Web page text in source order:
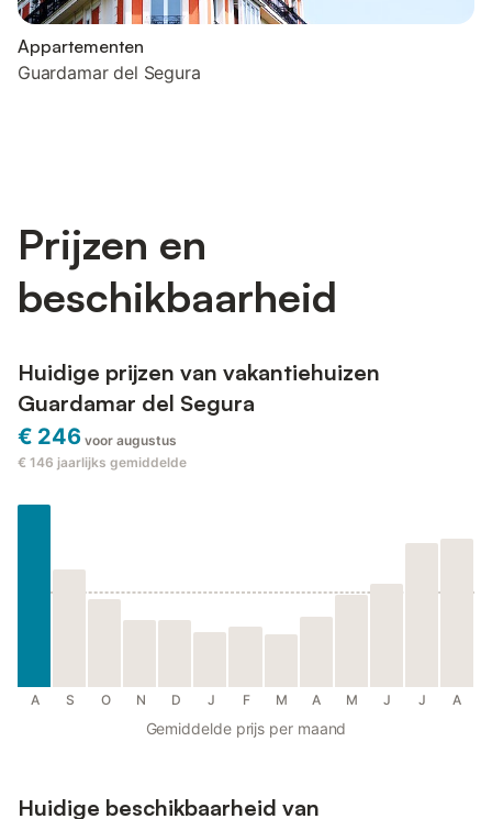
Appartementen
Guardamar del Segura
Prijzen en
beschikbaarheid
Huidige prijzen van vakantiehuizen
Guardamar del Segura
€ 246 voor augustus
€ 146 jaarlijks gemiddelde
A S O N D J F M A M J J A
Gemiddelde prijs per maand
Huidige beschikbaarheid van